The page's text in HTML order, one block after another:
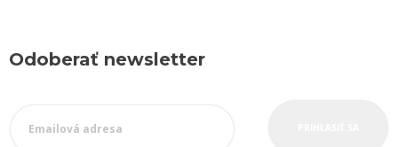
Odoberať newsletter